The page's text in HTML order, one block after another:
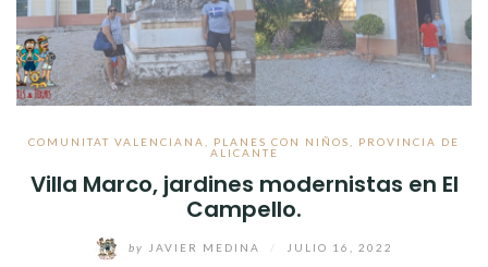
COMUNITAT VALENCIANA, PLANES CON NIÑOS, PROVINCIA DE
ALICANTE
Villa Marco, jardines modernistas en El
Campello.
by JAVIER MEDINA JULIO 16, 2022